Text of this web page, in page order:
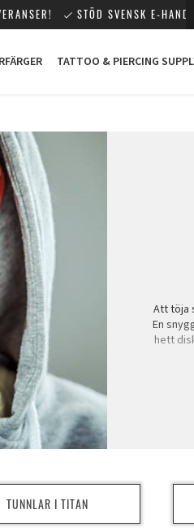
STÖD SVENSK E-
TATTOO & PIERCING
Att töja
En
hett
TUNNLAR I TITAN